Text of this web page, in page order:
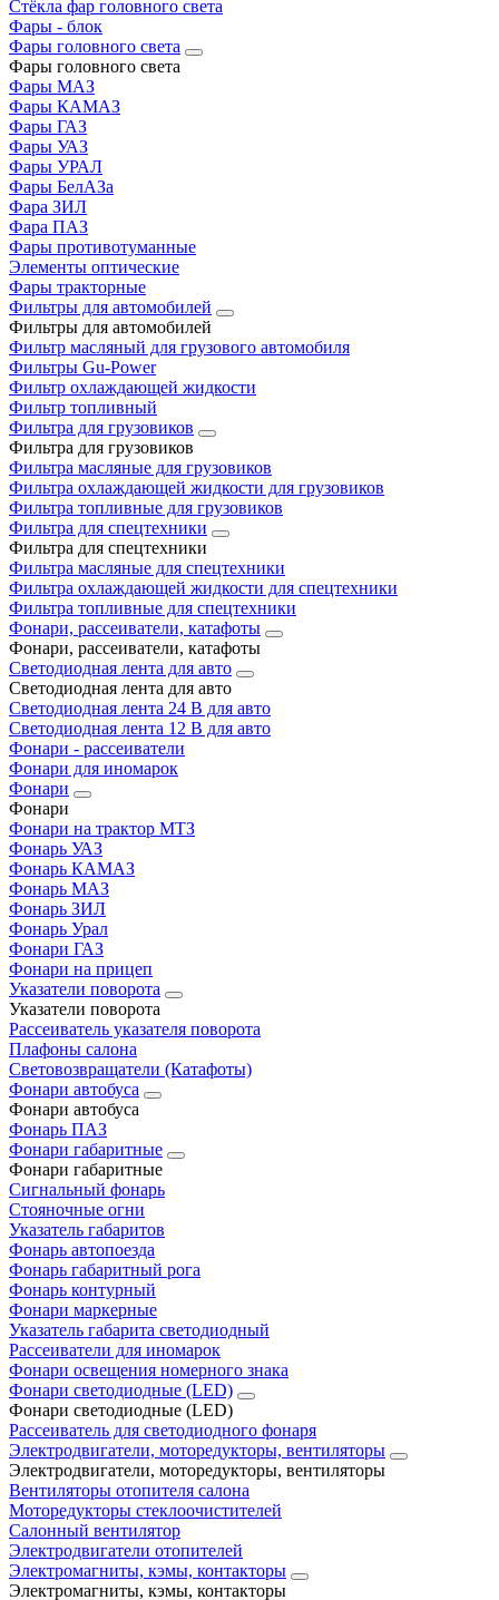
Стёкла фар головного света
Фары - блок
Фары головного света
Фары головного света
Фары МАЗ
Фары КАМАЗ
Фары ГАЗ
Фары УАЗ
Фары УРАЛ
Фары БелАЗа
Фара ЗИЛ
Фара ПАЗ
Фары противотуманные
Элементы оптические
Фары тракторные
Фильтры для автомобилей
Фильтры для автомобилей
Фильтр масляный для грузового автомобиля
Фильтры Gu-Power
Фильтр охлаждающей жидкости
Фильтр топливный
Фильтра для грузовиков
Фильтра для грузовиков
Фильтра масляные для грузовиков
Фильтра охлаждающей жидкости для грузовиков
Фильтра топливные для грузовиков
Фильтра для спецтехники
Фильтра для спецтехники
Фильтра масляные для спецтехники
Фильтра охлаждающей жидкости для спецтехники
Фильтра топливные для спецтехники
Фонари, рассеиватели, катафоты
Фонари, рассеиватели, катафоты
Светодиодная лента для авто
Светодиодная лента для авто
Светодиодная лента 24 В для авто
Светодиодная лента 12 В для авто
Фонари - рассеиватели
Фонари для иномарок
Фонари
Фонари
Фонари на трактор МТЗ
Фонарь УАЗ
Фонарь КАМАЗ
Фонарь МАЗ
Фонарь ЗИЛ
Фонарь Урал
Фонари ГАЗ
Фонари на прицеп
Указатели поворота
Указатели поворота
Рассеиватель указателя поворота
Плафоны салона
Световозвращатели (Катафоты)
Фонари автобуса
Фонари автобуса
Фонарь ПАЗ
Фонари габаритные
Фонари габаритные
Сигнальный фонарь
Стояночные огни
Указатель габаритов
Фонарь автопоезда
Фонарь габаритный рога
Фонарь контурный
Фонари маркерные
Указатель габарита светодиодный
Рассеиватели для иномарок
Фонари освещения номерного знака
Фонари светодиодные (LED)
Фонари светодиодные (LED)
Рассеиватель для светодиодного фонаря
Электродвигатели, моторедукторы, вентиляторы
Электродвигатели, моторедукторы, вентиляторы
Вентиляторы отопителя салона
Моторедукторы стеклоочистителей
Салонный вентилятор
Электродвигатели отопителей
Электромагниты, кэмы, контакторы
Электромагниты, кэмы, контакторы